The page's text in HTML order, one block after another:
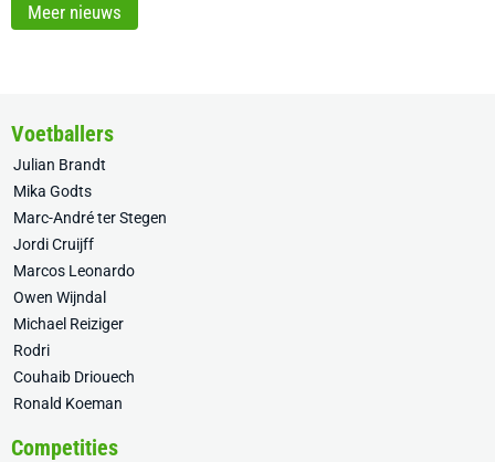
Meer nieuws
Voetballers
Julian Brandt
Mika Godts
Marc-André ter Stegen
Jordi Cruijff
Marcos Leonardo
Owen Wijndal
Michael Reiziger
Rodri
Couhaib Driouech
Ronald Koeman
Competities